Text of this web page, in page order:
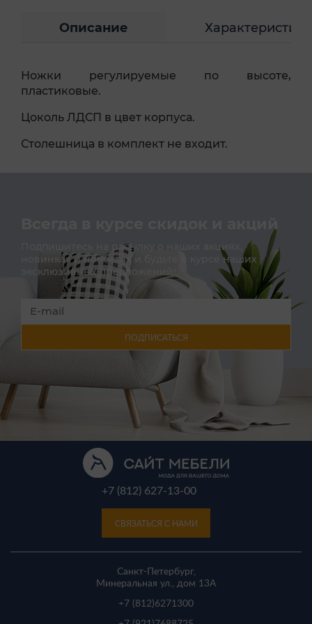
Описание Характеристики
Ножки регулируемые по высоте,
пластиковые.
Цоколь ЛДСП в цвет корпуса.
Столешница в комплект не входит.
Всегда в курсе скидок и акций
Подпишитесь на расылку о наших акциях,
новинках и новостях и будьте в курсе наших
эксклюзивных предложений!
ПОДПИСАТЬСЯ
+7 (812) 627-13-00
СВЯЗАТЬСЯ С НАМИ
Санкт-Петербург,
Минеральная ул., дом 13A
+7 (812)6271300